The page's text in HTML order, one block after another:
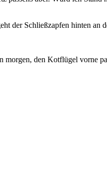
der Schließzapfen hinten an
den Kotflügel vorne